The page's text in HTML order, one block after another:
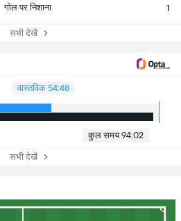
गोल पर निशाना 1
सभी देखें
वास्तविक 54:48
कुल समय 94:02
सभी देखें